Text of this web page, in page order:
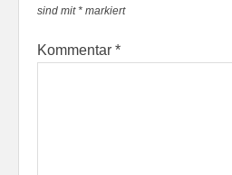
sind mit* markiert
Kommentar *